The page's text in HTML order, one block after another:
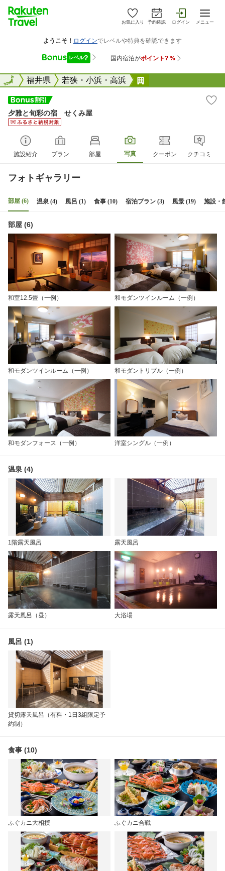
お気に入り 予約確認 ログイン メニュー
全国福井県 若狭・小浜・高浜
全国
夕雅と旬彩の宿 せくみ屋
施設紹介 プラン 部屋 写真 クーポン クチコミ
フォトギャラリー
部屋 (6) 温泉 (4) 風呂 (1) 食事 (10) 宿泊プラン (3) 風景 (19) 施設・
部屋 (6)
和室12.5畳（一例） 和モダンツインルーム（一例）
和モダンツインルーム（一例） 和モダントリプル（一例）
和モダンフォース（一例） 洋室シングル（一例）
温泉 (4)
1階露天風呂 露天風呂
露天風呂（昼） 大浴場
風呂 (1)
貸切露天風呂（有料・1日3組限定予
約制）
食事 (10)
ふぐカニ大相撲 ふぐカニ合戦